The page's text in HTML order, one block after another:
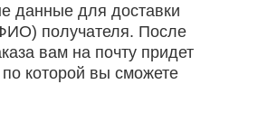
данные для доставки
получателя. После
вам на почту придет
которой вы сможете